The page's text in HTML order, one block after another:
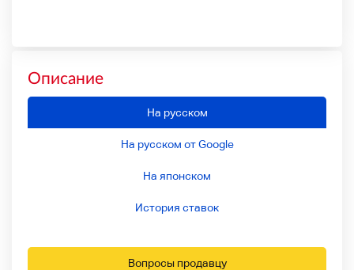
Описание
На русском
На русском от Google
На японском
История ставок
Вопросы продавцу